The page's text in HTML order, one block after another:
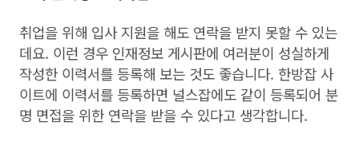
취업을 위해 입사 지원을 해도 연락을 받지 못할 수 있는
데요. 이런 경우 인재정보 게시판에 여러분이 성실하게
작성한 이력서를 등록해 보는 것도 좋습니다. 한방잡 사
이트에 이력서를 등록하면 널스잡에도 같이 등록되어 분
명 면접을 위한 연락을 받을 수 있다고 생각합니다.